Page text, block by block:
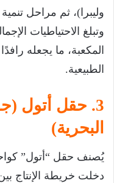
وليبرا)، ثم مراحل
وتبلغ الاحتياطيات
المكعبة، ما يجعله
الطبيعية.
3. حقل أتول
البحرية)
يُصنف حقل “أتول”
دخلت خريطة الإنتاج